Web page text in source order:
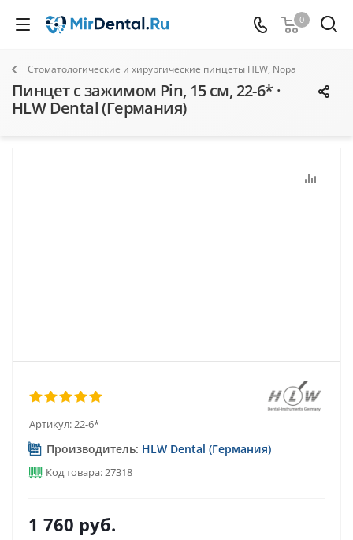
0
Стоматологические и хирургические пинцеты HLW, Nopa
Пинцет с зажимом Pin, 15 см, 22-6* ·
HLW Dental (Германия)
Артикул:22-6*
Производитель: HLW Dental (Германия)
Код товара: 27318
1 760 руб.